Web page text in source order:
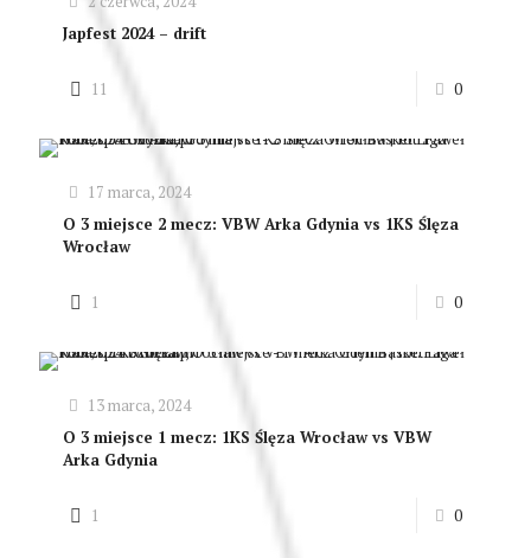
Japfest 2024 – drift
11 0
17 marca, 2024
O 3 miejsce 2 mecz: VBW Arka Gdynia vs 1KS Ślęza
Wrocław
1 0
13 marca, 2024
O 3 miejsce 1 mecz: 1KS Ślęza Wrocław vs VBW
Arka Gdynia
1 0